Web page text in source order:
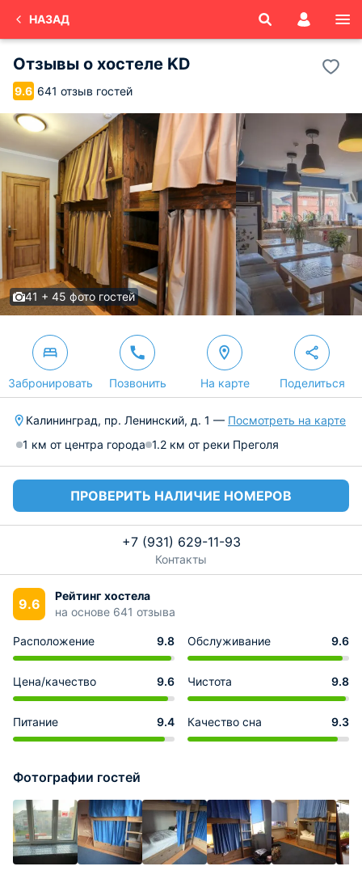
НАЗАД
Отзывы о хостеле KD
9.6 641 отзыв гостей
41 + 45 фото гостей
Забронировать Позвонить На карте Поделиться
Калининград, пр. Ленинский, д. 1 — Посмотреть на карте
1 км от центра города 1.2 км от реки Преголя
ПРОВЕРИТЬ НАЛИЧИЕ НОМЕРОВ
+7 (931) 629-11-93
Контакты
9.6
Рейтинг хостела
на основе 641 отзыва
Расположение 9.8 Обслуживание 9.6
Цена/качество 9.6 Чистота 9.8
Питание 9.4 Качество сна 9.3
Фотографии гостей